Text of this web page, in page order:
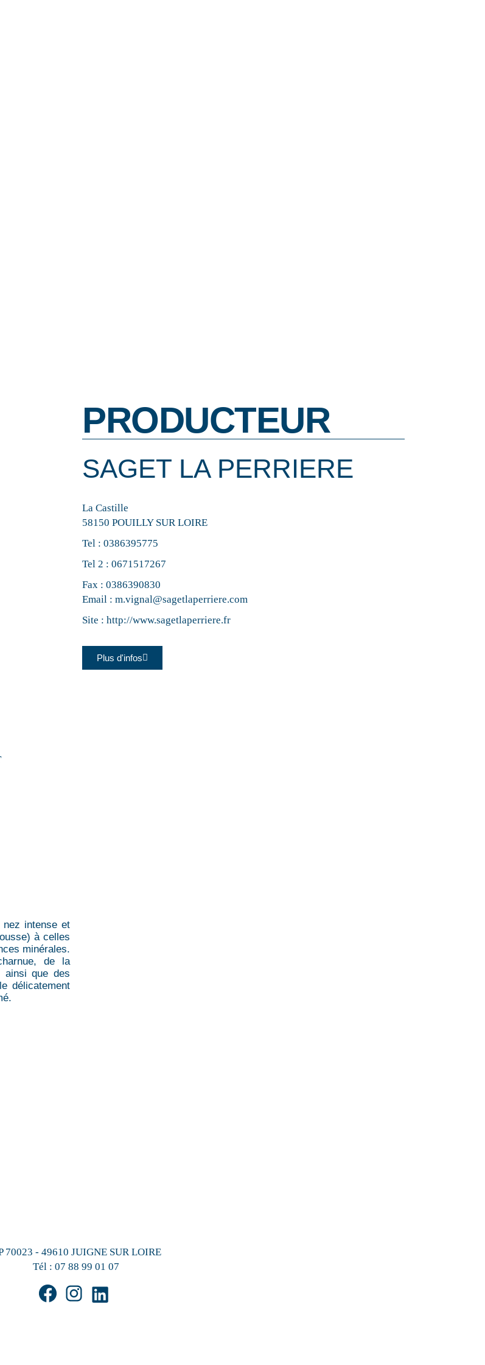
nez intense et
à celles
minérales.
de la
ainsi que des
délicatement
PRODUCTEUR
SAGET LA PERRIERE
La Castille
58150 POUILLY SUR LOIRE
Tel : 0386395775
Tel 2 : 0671517267
Fax : 0386390830
Email : m.vignal@sagetlaperriere.com
Site : http://www.sagetlaperriere.fr
Plus d'infos
70023 - 49610 JUIGNE SUR LOIRE
Tél : 07 88 99 01 07